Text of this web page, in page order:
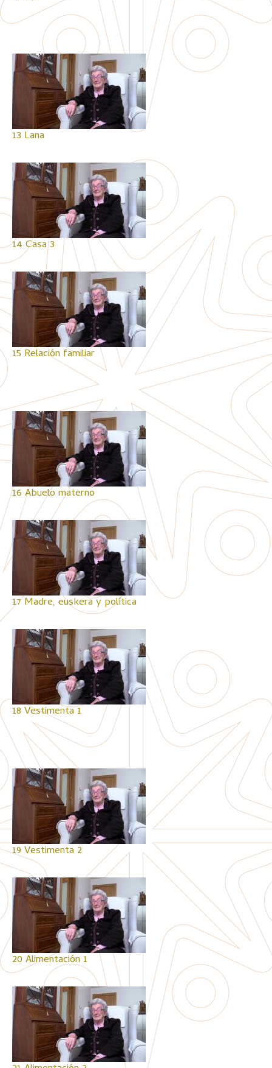
13 Lana
14 Casa 3
15 Relación familiar
16 Abuelo materno
17 Madre, euskera y política
18 Vestimenta 1
19 Vestimenta 2
20 Alimentación 1